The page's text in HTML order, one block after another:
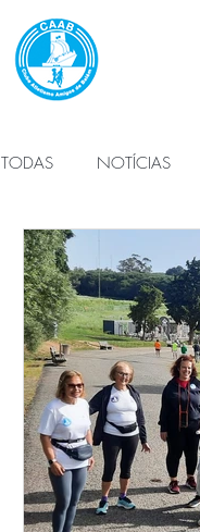
TODAS NOTÍCIAS
PLANO DE ATIVIDADES